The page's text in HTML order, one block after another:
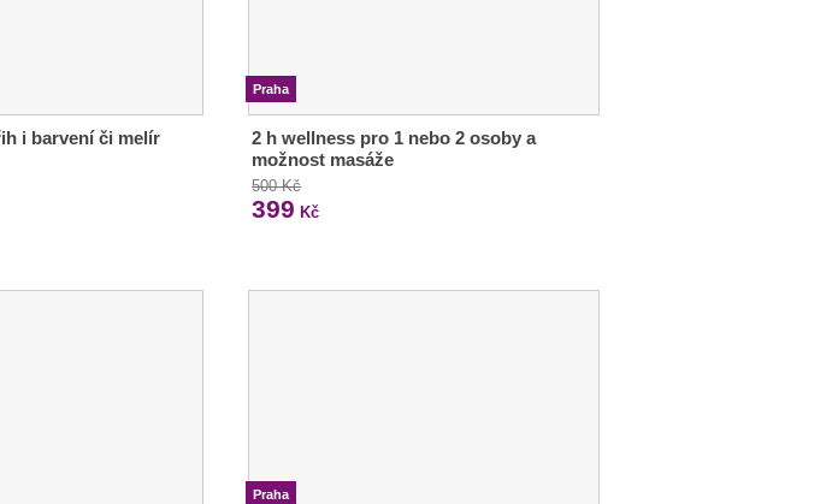
i barvení či melír
Praha
2 h wellness pro 1 nebo 2 osoby a
možnost masáže
500 Kč
399 Kč
Praha